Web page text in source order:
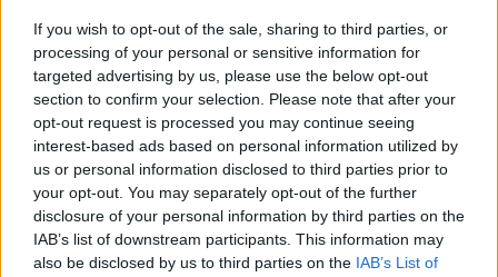
If you wish to opt-out of the sale, sharing to third parties, or
processing of your personal or sensitive information for
targeted advertising by us, please use the below opt-out
section to confirm your selection. Please note that after your
opt-out request is processed you may continue seeing
interest-based ads based on personal information utilized by
us or personal information disclosed to third parties prior to
your opt-out. You may separately opt-out of the further
disclosure of your personal information by third parties on the
IAB’s list of downstream participants. This information may
also be disclosed by us to third parties on the IAB’s List of
2026. augusztus 07., péntek
Hat hónap alatt egy egész juhnyáj
lett a vadak áldozata Háromszéken